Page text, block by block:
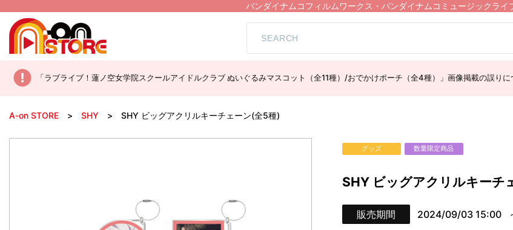
バンダイナムコフィルムワークス・バンダイナムコミュージックライ
「ラブライブ！蓮ノ空女学院スクールアイドルクラブ ぬいぐるみマスコット（全11種）/おでかけポーチ（全4種）」画像掲載の誤りに
A-on STORE SHY SHY ビッグアクリルキーチェーン(全5種)
グッズ 数量限定商品
SHY ビッグアクリルキーチ
販売期間 2024/09/03 15:00